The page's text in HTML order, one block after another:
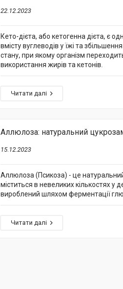
22.12.2023
Кето-дієта, або кетогенна дієта, є
вмісту вуглеводів у їжі та
стану, при якому організм
використання жирів та кетонів.
Аллюлоза: натуральний
15.12.2023
Аллюлоза (Псикоза) - це
міститься в невеликих кількостях у
вироблений шляхом ферментації